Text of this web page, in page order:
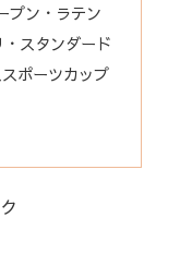
プン・ラテン
スタンダード
ポーツカップ